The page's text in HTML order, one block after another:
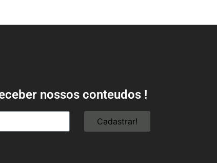
nossos conteudos !
Cadastrar!